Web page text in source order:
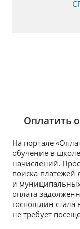
Оплатить
На портале
обучение в
начислений.
поиска платежей
и
оплата
госпошлин
не требует